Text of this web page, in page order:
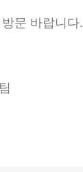
문 바랍니다.